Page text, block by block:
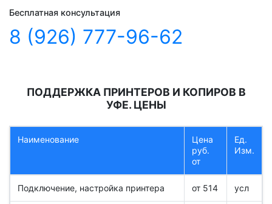
Бесплатная консультация
8 (926) 777-96-62
ПОДДЕРЖКА ПРИНТЕРОВ И КОПИРОВ В
УФЕ. ЦЕНЫ
Наименование
Цена
руб.
от
Ед.
Изм.
Подключение, настройка принтера от 514 усл